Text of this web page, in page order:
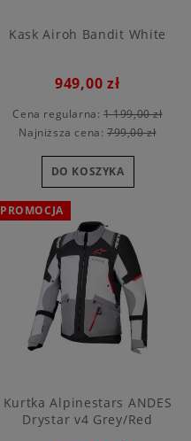
Kask Airoh Bandit White
949,00 zł
Cena regularna: 1 199,00 zł
Najniższa cena:799,00 zł
DO KOSZYKA
Kurtka Alpinestars ANDES
Drystar v4 Grey/Red
PROMOCJA